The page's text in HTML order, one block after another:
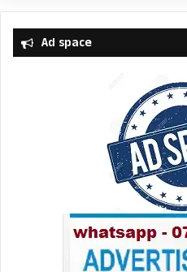
Ad space